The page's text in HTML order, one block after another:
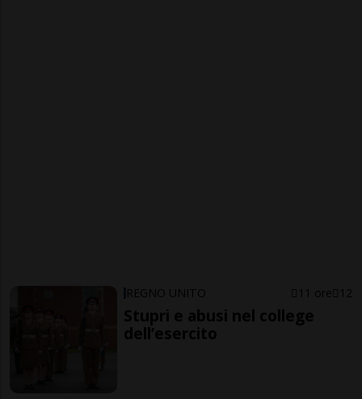
REGNO UNITO 11 ore 12
Stupri e abusi nel college
dell’esercito